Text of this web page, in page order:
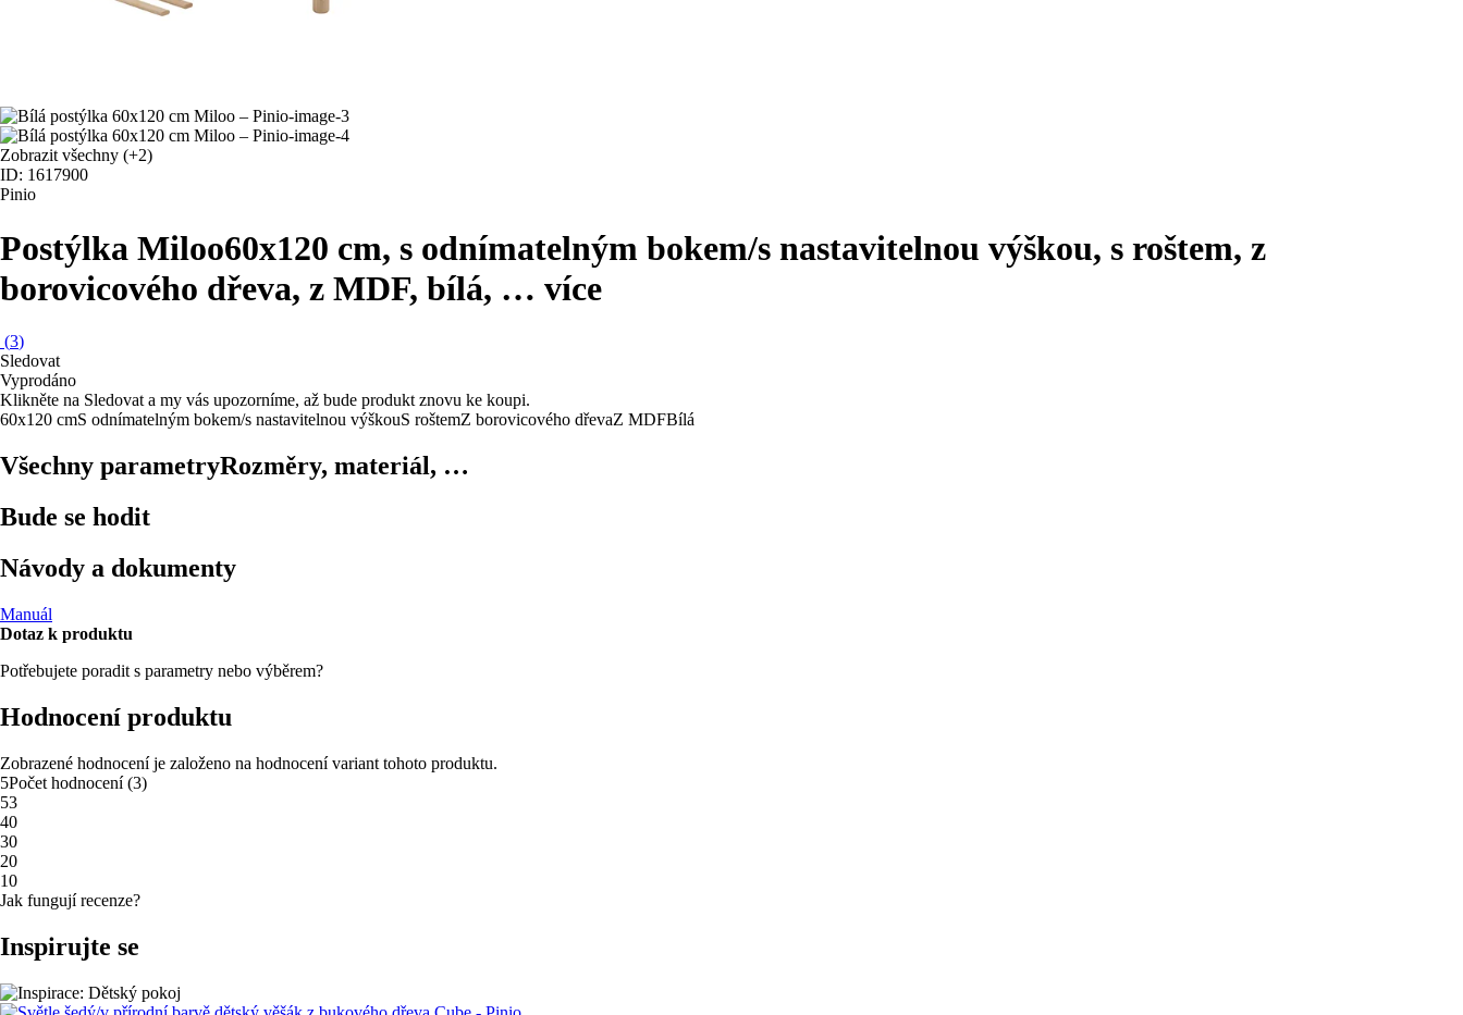
Zobrazit všechny (+2)
ID: 1617900
Pinio
Postýlka Miloo60x120 cm, s odnímatelným bokem/s nastavitelnou výškou, s roštem, z
borovicového dřeva, z MDF, bílá, … více
(3)
Sledovat
Vyprodáno
Klikněte na Sledovat a my vás upozorníme, až bude produkt znovu ke koupi.
60x120 cmS odnímatelným bokem/s nastavitelnou výškouS roštemZ borovicového dřevaZ MDFBílá
Všechny parametryRozměry, materiál, …
Bude se hodit
Návody a dokumenty
Manuál
Dotaz k produktu
Potřebujete poradit s parametry nebo výběrem?
Hodnocení produktu
Zobrazené hodnocení je založeno na hodnocení variant tohoto produktu.
5Počet hodnocení(3)
53
40
30
20
10
Jak fungují recenze?
Inspirujte se